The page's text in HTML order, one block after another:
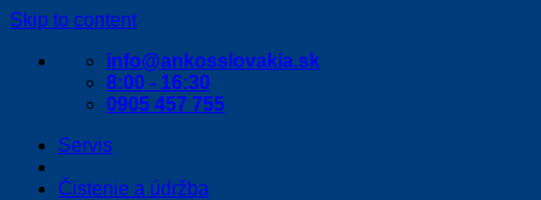
Skip to content
info@ankosslovakia.sk
8:00 - 16:30
0905 457 755
Servis
Čistenie a údržba